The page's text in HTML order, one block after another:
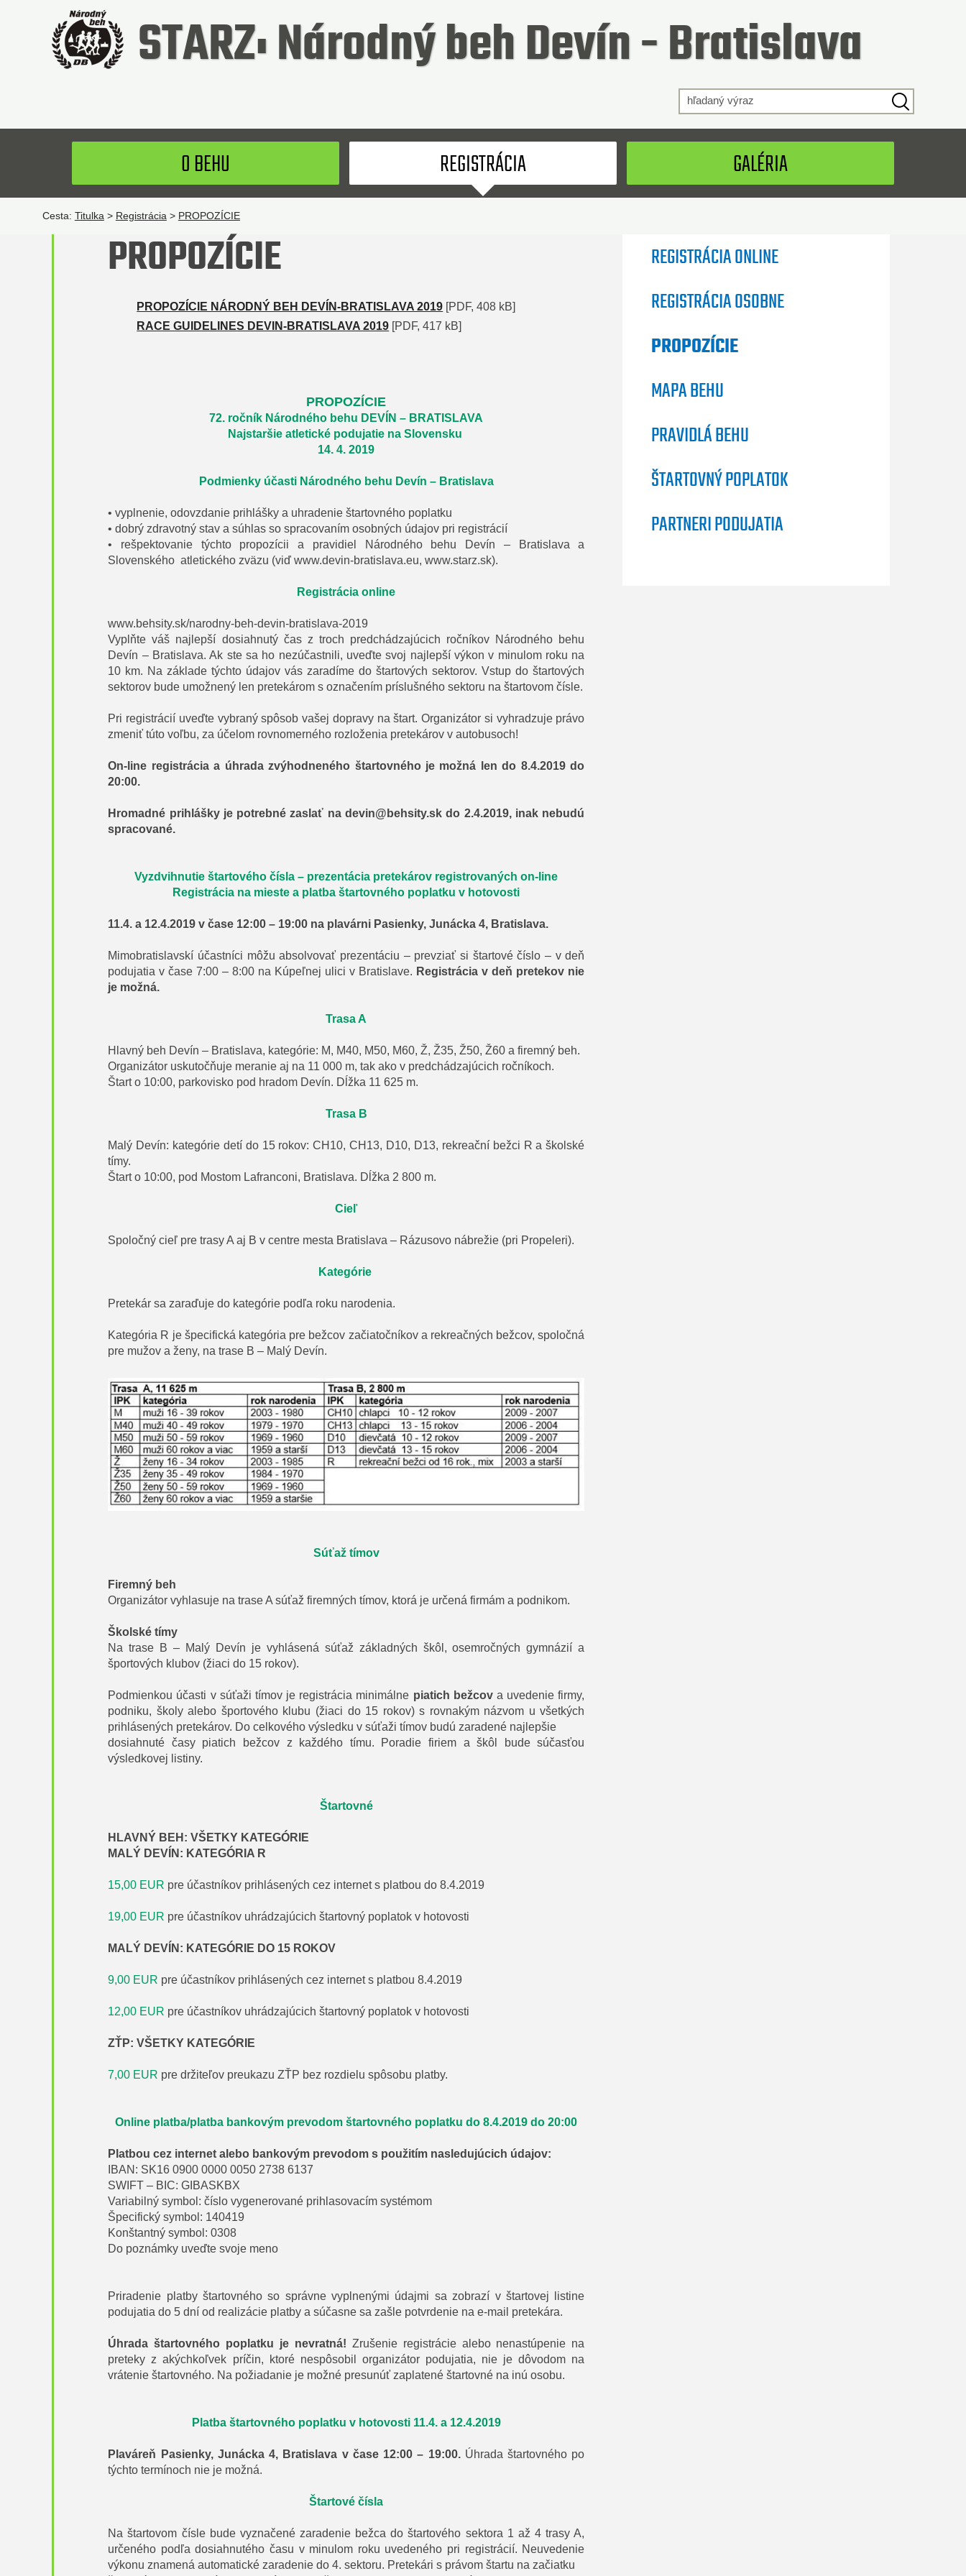
STARZ: Národný beh Devín - Bratislava
O BEHU REGISTRÁCIA GALÉRIA
Cesta: Titulka > Registrácia > PROPOZÍCIE
PROPOZÍCIE
PROPOZÍCIE NÁRODNÝ BEH DEVÍN-BRATISLAVA 2019 [PDF, 408 kB]
RACE GUIDELINES DEVIN-BRATISLAVA 2019 [PDF, 417 kB]
PROPOZÍCIE
72. ročník Národného behu DEVÍN – BRATISLAVA
Najstaršie atletické podujatie na Slovensku
14. 4. 2019
Podmienky účasti Národného behu Devín – Bratislava
• vyplnenie, odovzdanie prihlášky a uhradenie štartovného poplatku
• dobrý zdravotný stav a súhlas so spracovaním osobných údajov pri registrácií
•
rešpektovanie týchto propozícii a pravidiel Národného behu Devín – Bratislava a
Slovenského atletického zväzu (viď www.devin-bratislava.eu, www.starz.sk).
Registrácia online
www.behsity.sk/narodny-beh-devin-bratislava-2019
Vyplňte váš najlepší dosiahnutý čas z troch predchádzajúcich ročníkov Národného behu
Devín – Bratislava. Ak ste sa ho nezúčastnili, uveďte svoj najlepší výkon v minulom roku na
10 km. Na základe týchto údajov vás zaradíme do štartových sektorov. Vstup do štartových
sektorov bude umožnený len pretekárom s označením príslušného sektoru na štartovom čísle.
Pri registrácií uveďte vybraný spôsob vašej dopravy na štart. Organizátor si vyhradzuje právo
zmeniť túto voľbu, za účelom rovnomerného rozloženia pretekárov v autobusoch!
On-line registrácia a úhrada zvýhodneného štartovného je možná len do 8.4.2019 do
20:00.
Hromadné prihlášky je potrebné zaslať nadevin@behsity.sk do 2.4.2019, inak nebudú
spracované.
Vyzdvihnutie štartového čísla – prezentácia pretekárov registrovaných on-line
Registrácia na mieste a platba štartovného poplatku v hotovosti
11.4. a 12.4.2019 v čase 12:00 – 19:00 na plavárni Pasienky, Junácka 4, Bratislava.
Mimobratislavskí účastníci môžu absolvovať prezentáciu – prevziať si štartové číslo – v deň
podujatia v čase 7:00 – 8:00 na Kúpeľnej ulici v Bratislave. Registrácia v deň pretekov nie
je možná.
Trasa A
Hlavný beh Devín – Bratislava, kategórie: M, M40, M50, M60, Ž, Ž35, Ž50, Ž60 a firemný beh.
Organizátor uskutočňuje meranie aj na 11 000 m, tak ako v predchádzajúcich ročníkoch.
Štart o 10:00, parkovisko pod hradom Devín. Dĺžka 11 625 m.
Trasa B
Malý Devín: kategórie detí do 15 rokov: CH10, CH13, D10, D13, rekreační bežci R a školské
tímy.
Štart o 10:00, pod Mostom Lafranconi, Bratislava. Dĺžka 2 800 m.
Cieľ
Spoločný cieľ pre trasy A aj B v centre mesta Bratislava – Rázusovo nábrežie (pri Propeleri).
Kategórie
Pretekár sa zaraďuje do kategórie podľa roku narodenia.
Kategória R je špecifická kategória pre bežcov začiatočníkov a rekreačných bežcov, spoločná
pre mužov a ženy, na trase B – Malý Devín.
Súťaž tímov
Firemný beh
Organizátor vyhlasuje na trase A súťaž firemných tímov, ktorá je určená firmám a podnikom.
Školské tímy
Na trase B – Malý Devín je vyhlásená súťaž základných škôl, osemročných gymnázií a
športových klubov (žiaci do 15 rokov).
Podmienkou účasti v súťaži tímov je registrácia minimálne piatich bežcova uvedenie firmy,
podniku, školy alebo športového klubu (žiaci do 15 rokov) s rovnakým názvom u všetkých
prihlásených pretekárov. Do celkového výsledku v súťaži tímov budú zaradené najlepšie
dosiahnuté časy piatich bežcov z každého tímu. Poradie firiem a škôl bude súčasťou
výsledkovej listiny.
Štartovné
HLAVNÝ BEH: VŠETKY KATEGÓRIE
MALÝ DEVÍN: KATEGÓRIA R
15,00 EUR pre účastníkov prihlásených cez internet s platbou do 8.4.2019
19,00 EUR pre účastníkov uhrádzajúcich štartovný poplatok v hotovosti
MALÝ DEVÍN: KATEGÓRIE DO 15 ROKOV
9,00 EUR pre účastníkov prihlásených cez internet s platbou 8.4.2019
12,00 EUR pre účastníkov uhrádzajúcich štartovný poplatok v hotovosti
ZŤP: VŠETKY KATEGÓRIE
7,00 EUR pre držiteľov preukazu ZŤP bez rozdielu spôsobu platby.
Online platba/platba bankovým prevodom štartovného poplatku do 8.4.2019 do 20:00
Platbou cez internet alebo bankovým prevodom s použitím nasledujúcich údajov:
IBAN: SK16 0900 0000 0050 2738 6137
SWIFT – BIC: GIBASKBX
Variabilný symbol: číslo vygenerované prihlasovacím systémom
Špecifický symbol: 140419
Konštantný symbol: 0308
Do poznámky uveďte svoje meno
Priradenie platby štartovného so správne vyplnenými údajmi sa zobrazí v štartovej listine
podujatia do 5 dní od realizácie platby a súčasne sa zašle potvrdenie na e-mail pretekára.
Úhrada štartovného poplatku je nevratná! Zrušenie registrácie alebo nenastúpenie na
preteky z akýchkoľvek príčin, ktoré nespôsobil organizátor podujatia, nie je dôvodom na
vrátenie štartovného. Na požiadanie je možné presunúť zaplatené štartovné na inú osobu.
Platba štartovného poplatku v hotovosti 11.4. a 12.4.2019
Plaváreň Pasienky, Junácka 4, Bratislava v čase 12:00 – 19:00.Úhrada štartovného po
týchto termínoch nie je možná.
Štartové čísla
Na štartovom čísle bude vyznačené zaradenie bežca do štartového sektora 1 až 4 trasy A,
určeného podľa dosiahnutého času v minulom roku uvedeného pri registrácií. Neuvedenie
výkonu znamená automatické zaradenie do 4. sektoru. Pretekári s právom štartu na začiatku
REGISTRÁCIA ONLINE
REGISTRÁCIA OSOBNE
PROPOZÍCIE
MAPA BEHU
PRAVIDLÁ BEHU
ŠTARTOVNÝ POPLATOK
PARTNERI PODUJATIA